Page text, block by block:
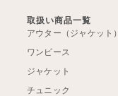
取扱い商品一覧
アウター（ジャケット）
ワンピース
ジャケット
チュニック